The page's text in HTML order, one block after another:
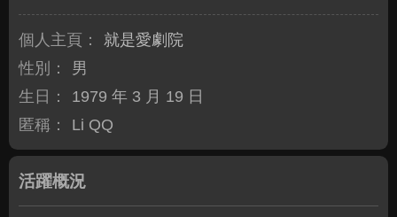
個人主頁：
就是愛劇院
性別：
男
生日：
1979 年 3 月 19 日
匿稱：
Li QQ
活躍概況